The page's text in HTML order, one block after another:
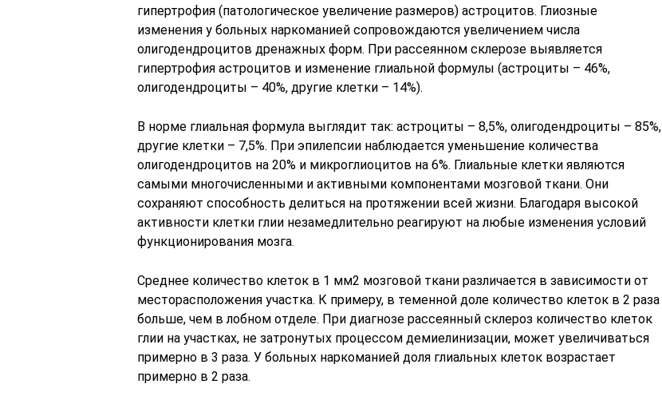
гипертрофия (патологическое увеличение размеров) астроцитов. Глиозные
изменения у больных наркоманией сопровождаются увеличением числа
олигодендроцитов дренажных форм. При рассеянном склерозе выявляется
гипертрофия астроцитов и изменение глиальной формулы (астроциты – 46%,
олигодендроциты – 40%, другие клетки – 14%).
В норме глиальная формула выглядит так: астроциты – 8,5%, олигодендроциты – 85%,
другие клетки – 7,5%. При эпилепсии наблюдается уменьшение количества
олигодендроцитов на 20% и микроглиоцитов на 6%. Глиальные клетки являются
самыми многочисленными и активными компонентами мозговой ткани. Они
сохраняют способность делиться на протяжении всей жизни. Благодаря высокой
активности клетки глии незамедлительно реагируют на любые изменения условий
функционирования мозга.
Среднее количество клеток в 1 мм2 мозговой ткани различается в зависимости от
месторасположения участка. К примеру, в теменной доле количество клеток в 2 раза
больше, чем в лобном отделе. При диагнозе рассеянный склероз количество клеток
глии на участках, не затронутых процессом демиелинизации, может увеличиваться
примерно в 3 раза. У больных наркоманией доля глиальных клеток возрастает
примерно в 2 раза.